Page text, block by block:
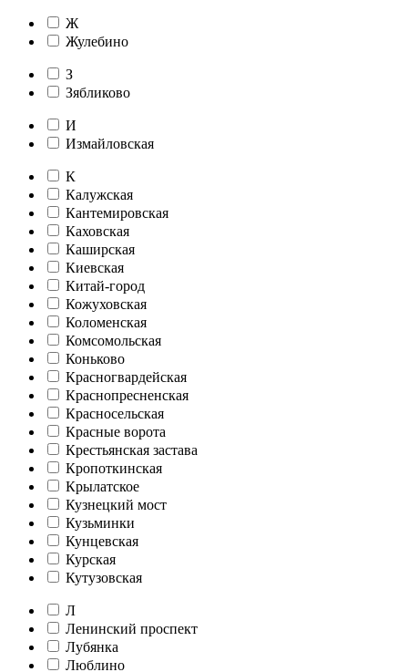
Ж
Жулебино
З
Зябликово
И
Измайловская
К
Калужская
Кантемировская
Каховская
Каширская
Киевская
Китай-город
Кожуховская
Коломенская
Комсомольская
Коньково
Красногвардейская
Краснопресненская
Красносельская
Красные ворота
Крестьянская застава
Кропоткинская
Крылатское
Кузнецкий мост
Кузьминки
Кунцевская
Курская
Кутузовская
Л
Ленинский проспект
Лубянка
Люблино